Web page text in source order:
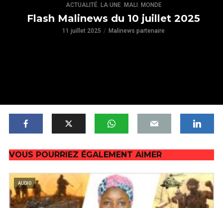
ACTUALITÉ, LA UNE, MALI MONDE
Flash Malinews du 10 juillet 2025
11 juillet 2025 Malinews partenaire
VOUS POURRIEZ ÉGALEMENT AIMER
AUDIO